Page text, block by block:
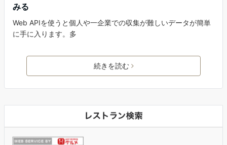
みる
Web APIを使うと個人や一企業での収集が難しいデータが簡単
に手に入ります。多
続きを読む